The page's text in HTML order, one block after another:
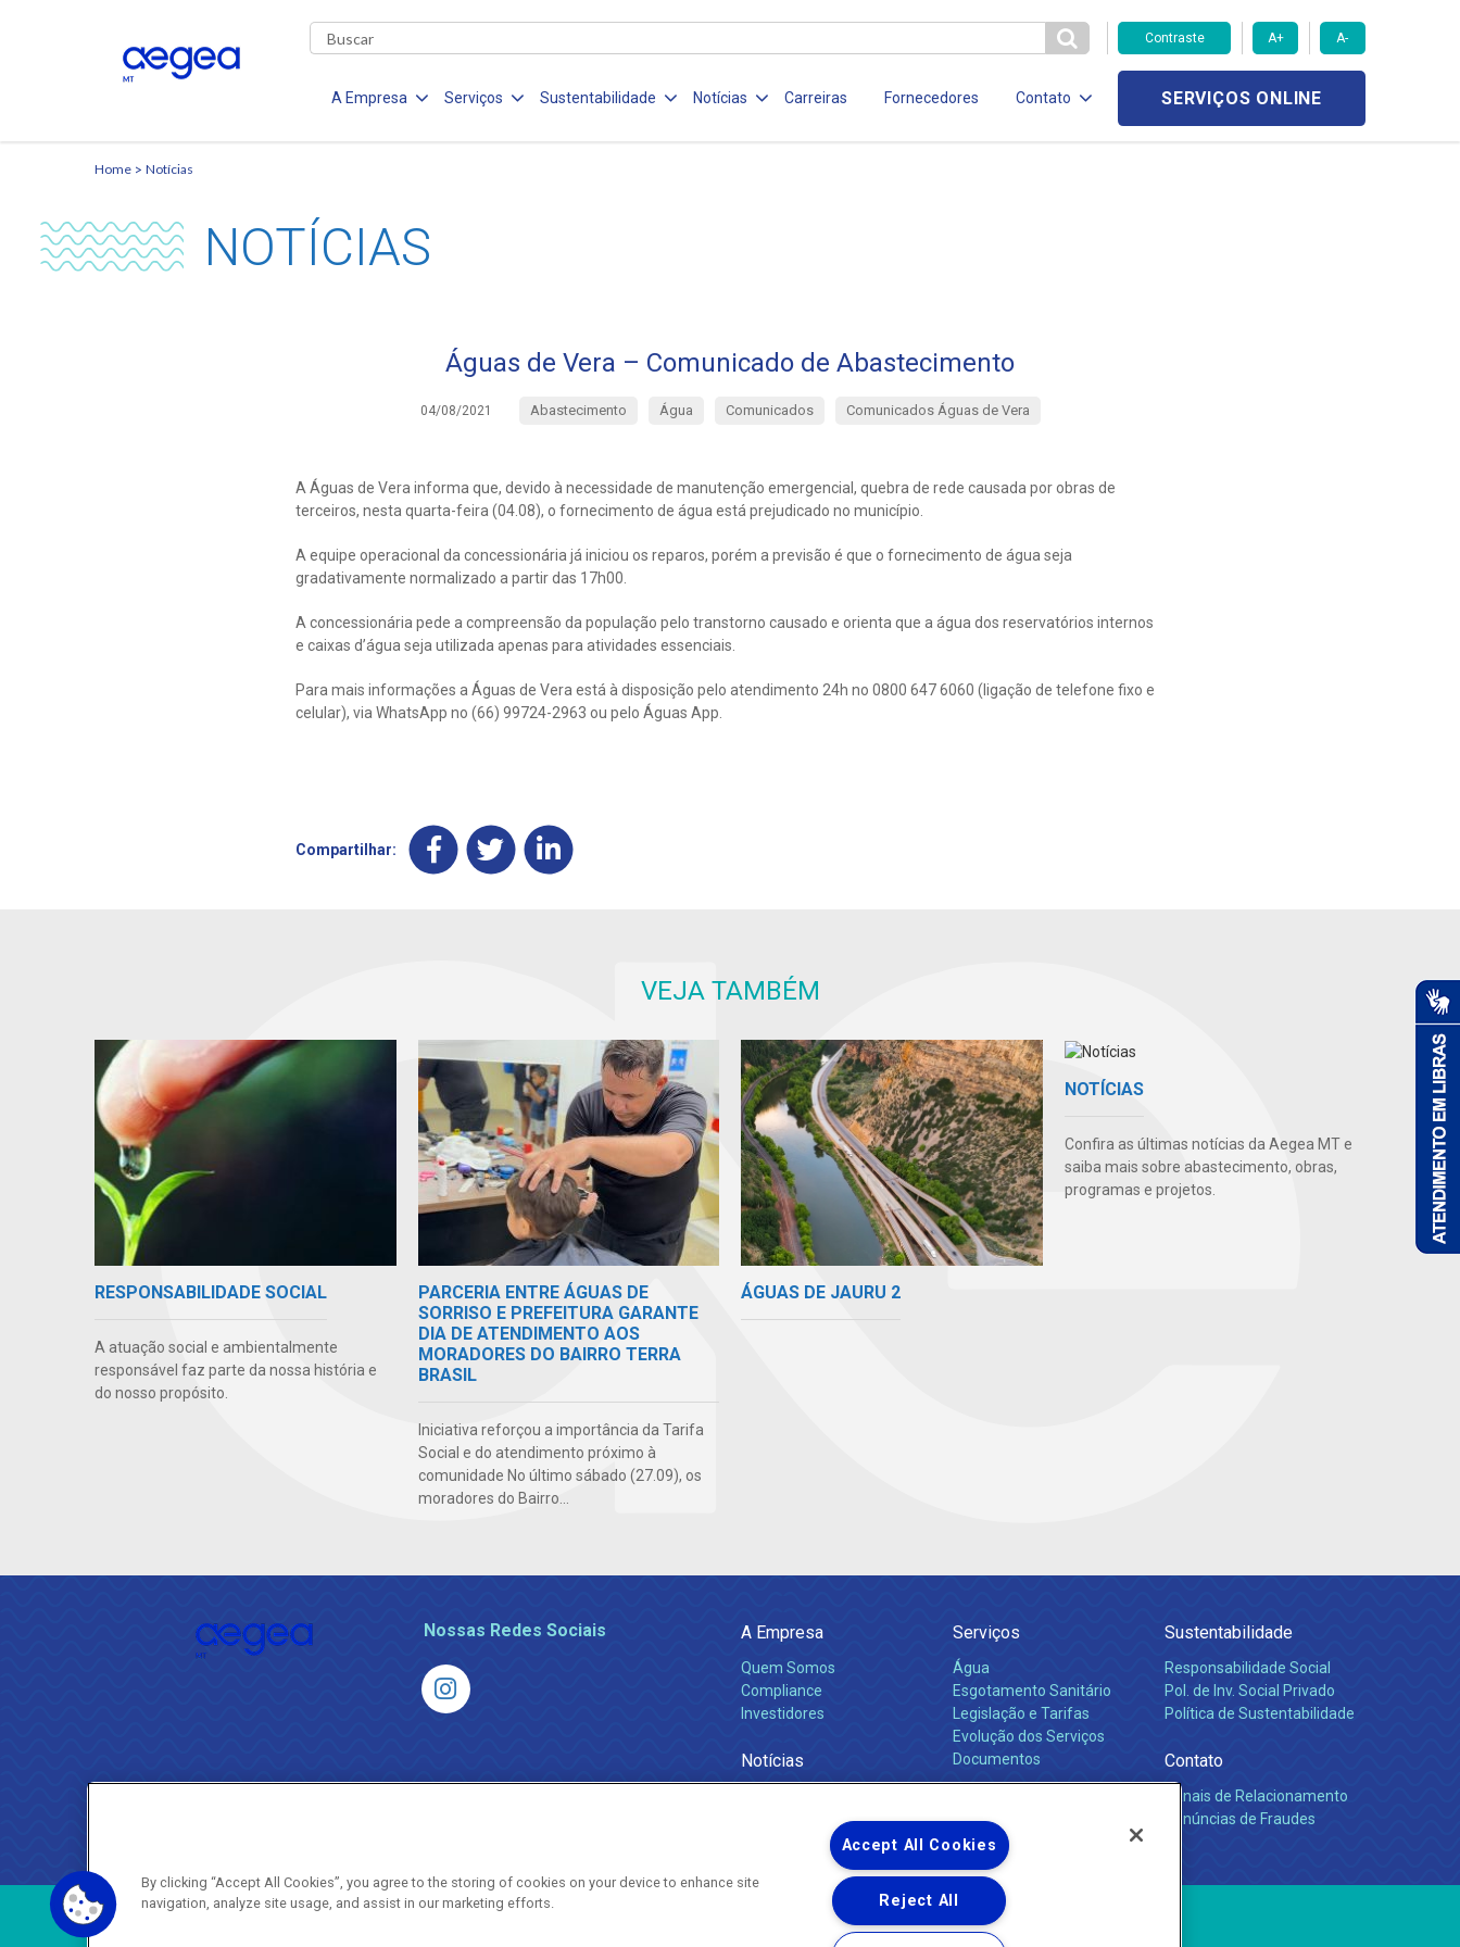
Contraste A+ A-
A Empresa Serviços Sustentabilidade Notícias Carreiras Fornecedores Contato SERVIÇOS ONLINE
Home Notícias
NOTÍCIAS
Águas de Vera – Comunicado de Abastecimento
04/08/2021 Abastecimento Água Comunicados Comunicados Águas de Vera
A Águas de Vera informa que, devido à necessidade de manutenção emergencial, quebra de rede causada por obras de
terceiros, nesta quarta-feira (04.08), o fornecimento de água está prejudicado no município.
A equipe operacional da concessionária já iniciou os reparos, porém a previsão é que o fornecimento de água seja
gradativamente normalizado a partir das 17h00.
A concessionária pede a compreensão da população pelo transtorno causado e orienta que a água dos reservatórios internos
e caixas d’água seja utilizada apenas para atividades essenciais.
Para mais informações a Águas de Vera está à disposição pelo atendimento 24h no 0800 647 6060 (ligação de telefone fixo e
celular), via WhatsApp no (66) 99724-2963 ou pelo Águas App.
Compartilhar:
VEJA TAMBÉM
RESPONSABILIDADE SOCIAL
A atuação social e ambientalmente
responsável faz parte da nossa história e
do nosso propósito.
PARCERIA ENTRE ÁGUAS DE
SORRISO E PREFEITURA GARANTE
DIA DE ATENDIMENTO AOS
MORADORES DO BAIRRO TERRA
BRASIL
Iniciativa reforçou a importância da Tarifa
Social e do atendimento próximo à
comunidade No último sábado (27.09), os
moradores do Bairro...
ÁGUAS DE JAURU 2
NOTÍCIAS
Confira as últimas notícias da Aegea MT e
saiba mais sobre abastecimento, obras,
programas e projetos.
Nossas Redes Sociais A Empresa
Quem Somos
Compliance
Investidores
Notícias
Serviços
Água
Esgotamento Sanitário
Legislação e Tarifas
Evolução dos Serviços
Documentos
Sustentabilidade
Responsabilidade Social
Pol. de Inv. Social Privado
Política de Sustentabilidade
Contato
Canais de Relacionamento
Denúncias de Fraudes
Copyright ® 2026 - Todos os Direitos Reservados.
By clicking “Accept All Cookies”, you agree to the storing of cookies on your device to enhance site
navigation, analyze site usage, and assist in our marketing efforts.
Accept All Cookies
Reject All